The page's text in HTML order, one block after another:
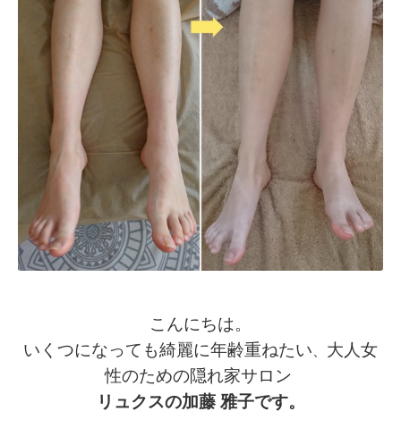
こんにちは。
いくつになっても綺麗に年齢重ねたい
大人女
性のための隠れ家サロン
リュクスの加藤 雅子です。